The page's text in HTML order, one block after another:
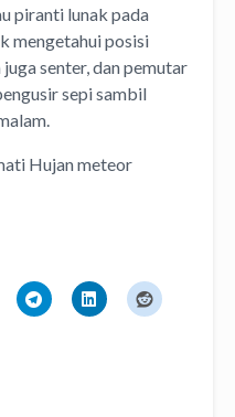
piranti lunak pada
mengetahui posisi
senter, dan pemutar
sepi sambil
Hujan meteor